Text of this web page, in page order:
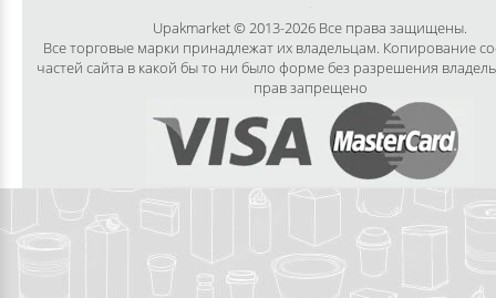
Upakmarket © 2013-2026 Все права защищены.
Все торговые марки принадлежат их владельцам. Копирование
частей сайта в какой бы то ни было форме без разрешения
прав запрещено